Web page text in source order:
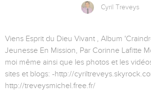
Cyril Treveys
Viens Esprit du Dieu Vivant , Album
Jeunesse En Mission, Par Corinne Lafitte
moi même ainsi que les photos et les
sites et blogs: -http://
http://treveysmichel.free.fr/